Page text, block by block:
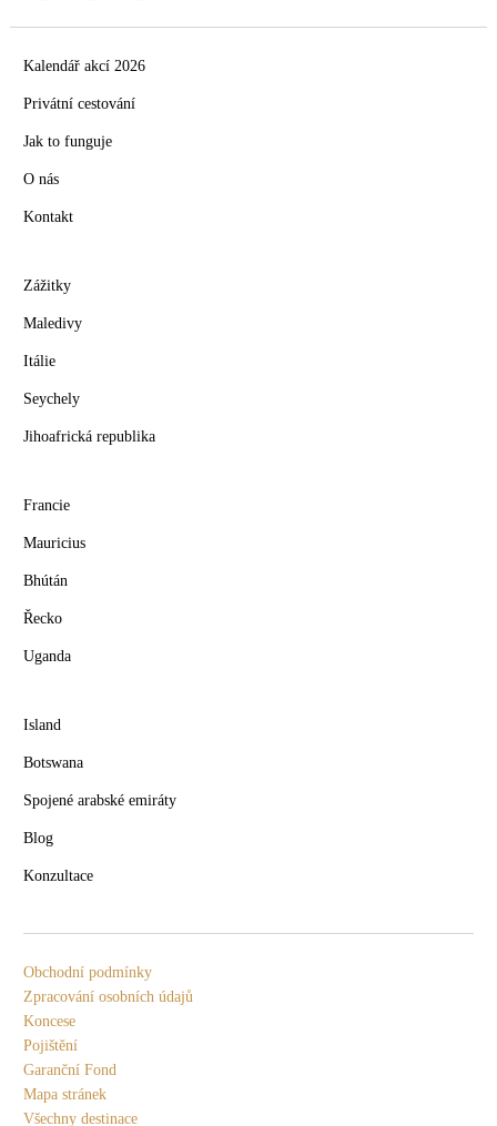
Kalendář akcí 2026
Privátní cestování
Jak to funguje
O nás
Kontakt
Zážitky
Maledivy
Itálie
Seychely
Jihoafrická republika
Francie
Mauricius
Bhútán
Řecko
Uganda
Island
Botswana
Spojené arabské emiráty
Blog
Konzultace
Obchodní podmínky
Zpracování osobních údajů
Koncese
Pojištění
Garanční Fond
Mapa stránek
Všechny destinace